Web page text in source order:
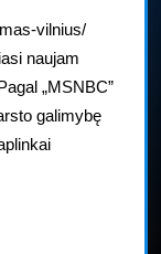
Net
logotipas?
vilnius/
naujam
„MSNBC”
galimybę